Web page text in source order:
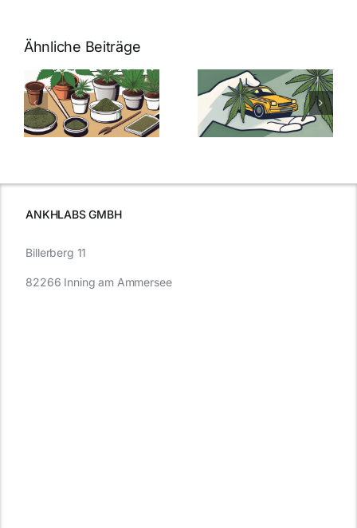
Ähnliche Beiträge
Neue THC-
Grenzwert-
Regelung:
Was Sie über
Cannabis und
müssen
Cannabis
Samen
kaufen: Alles
was Sie
ANKHLABS GMBH
Billerberg 11
82266 Inning am Ammersee